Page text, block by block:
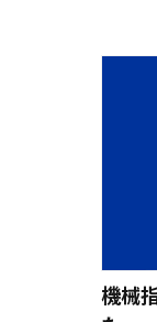
機械